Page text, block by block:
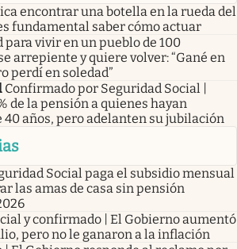
encontrar una botella en la rueda del
fundamental saber cómo actuar
para vivir en un pueblo de 100
arrepiente y quiere volver: “Gané en
perdí en soledad”
Confirmado por Seguridad Social |
de la pensión a quienes hayan
40 años, pero adelanten su jubilación
Social paga el subsidio mensual
las amas de casa sin pensión
y confirmado | El Gobierno aumentó
pero no le ganaron a la inflación